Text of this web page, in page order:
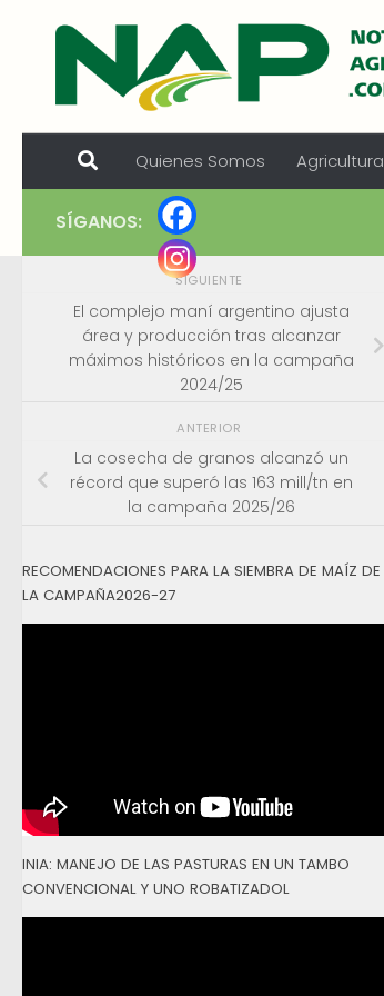
Skip to content
Quienes Somos Agricultura
SÍGANOS:
SIGUIENTE
El complejo maní argentino ajusta
área y producción tras alcanzar
máximos históricos en la campaña
2024/25
ANTERIOR
La cosecha de granos alcanzó un
récord que superó las 163 mill/tn en
la campaña 2025/26
RECOMENDACIONES PARA LA SIEMBRA DE MAÍZ DE
LA CAMPAÑA2026-27
INIA: MANEJO DE LAS PASTURAS EN UN TAMBO
CONVENCIONAL Y UNO ROBATIZADOL